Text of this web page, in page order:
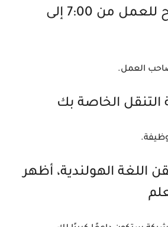
✔ اذكر أنك متاح للعمل من 7:00 إلى
العمل.
الخاصة بك
اللغة الهولندية، أظهر